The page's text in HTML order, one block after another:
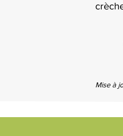
Mise à